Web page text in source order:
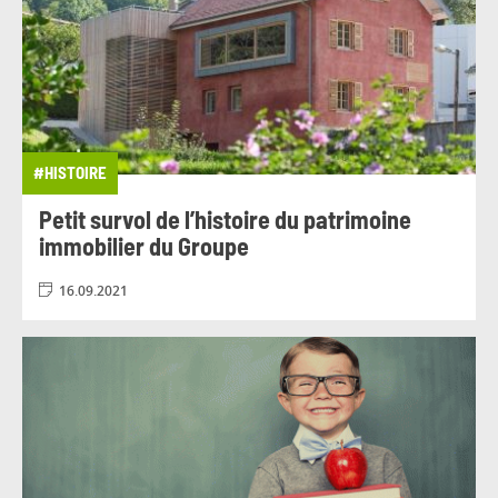
#MOBILITÉ #MÉCÉNAT #MÉTIERS
#NEWSLETTER PROJET DU GROUPE
#NOMINATION #NUMÉRIQUE RESPONSABLE
#OUTIL #PARIS #PARTENARIAT
#POINT DE VUE #POLOGNE
#PROGRAMME IT 2025 #PROJET CLIENT
#PROJET DU GROUPE #PROJET HUMAIN
#PROJET SEATTLE #PROJET SOCIÉTAL
#PÉDAGOGIE #RECRUTEMENT
#HISTOIRE
Petit survol de l’histoire du patrimoine
immobilier du Groupe
16.09.2021